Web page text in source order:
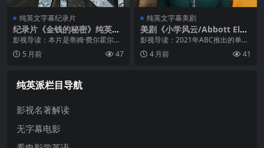
纯英文字幕纪录片
纪录片《金钱的秘密》纯英文
字幕MP4下载
影视导读：本片是蒂姆·费尔霍尔姆
继《互联网之子》后又一力作，他
延续了将复杂议题通俗化的能力，
本质的大...
5 月前 47
纯英文字幕美剧
美剧《小学风云/Abbott Ele
mentary》纯英文字幕MP4下
载
影视导读：2021年ABC推出的单镜
头情景喜剧，由《费城永远阳光灿
烂》主创珍·肖尔-戴维森创作，奎恩
4 月前 41
纯英派栏目导航
影视名著解读
无字幕电影